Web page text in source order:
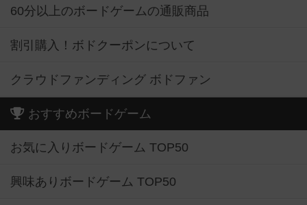
60分以上のボードゲームの通販商品
割引購入！ボドクーポンについて
クラウドファンディング ボドファン
おすすめボードゲーム
お気に入りボードゲーム TOP50
興味ありボードゲーム TOP50